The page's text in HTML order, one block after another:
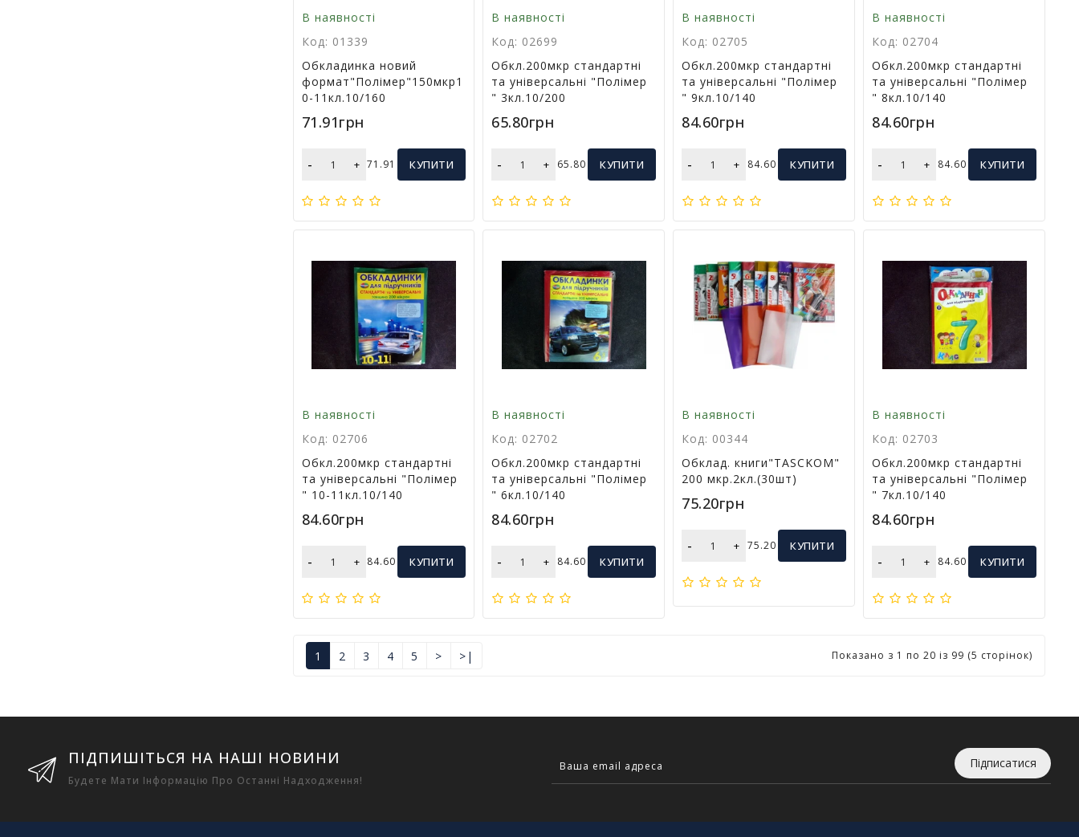
В наявності
Код: 01339
Обкладинка новий
формат"Полімер"150мкр1
0-11кл.10/160
71.91грн
- + 71.91 КУПИТИ
В наявності
Код: 02699
Обкл.200мкр стандартні
та універсальні "Полімер
" 3кл.10/200
65.80грн
- + 65.80 КУПИТИ
В наявності
Код: 02705
Обкл.200мкр стандартні
та універсальні "Полімер
" 9кл.10/140
84.60грн
- + 84.60 КУПИТИ
В наявності
Код: 02704
Обкл.200мкр стандартні
та універсальні "Полімер
" 8кл.10/140
84.60грн
- + 84.60 КУПИТИ
В наявності
Код: 02706
Обкл.200мкр стандартні
та універсальні "Полімер
" 10-11кл.10/140
84.60грн
- + 84.60 КУПИТИ
В наявності
Код: 02702
Обкл.200мкр стандартні
та універсальні "Полімер
" 6кл.10/140
84.60грн
- + 84.60 КУПИТИ
В наявності
Код: 00344
Обклад. книги"TASCKOM"
200 мкр.2кл.(30шт)
75.20грн
- + 75.20 КУПИТИ
В наявності
Код: 02703
Обкл.200мкр стандартні
та універсальні "Полімер
" 7кл.10/140
84.60грн
- + 84.60 КУПИТИ
1 2 3 4 5 > >| Показано з 1 по 20 із 99 (5 сторінок)
ПІДПИШІТЬСЯ НА НАШІ НОВИНИ
Будете Мати Інформацію Про Останні Надходження!
Підписатися